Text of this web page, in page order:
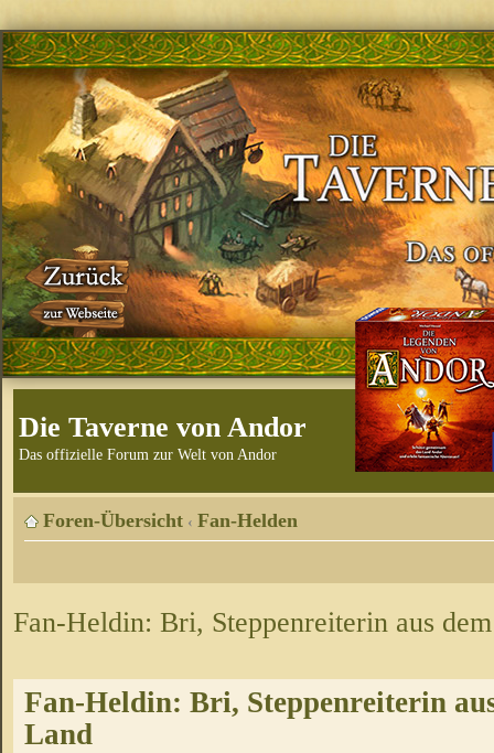
Die Taverne von Andor
Das offizielle Forum zur Welt von Andor
Foren-Übersicht ‹ Fan-Helden
Fan-Heldin: Bri, Steppenreiterin aus
Fan-Heldin: Bri, Steppenreiterin
Land